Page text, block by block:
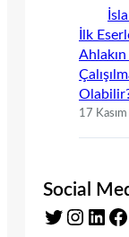
İlk
17
Social
Twitter Instagram LinkedIn Facebook